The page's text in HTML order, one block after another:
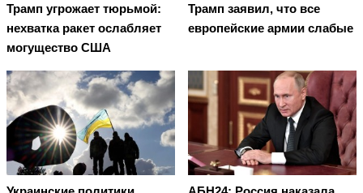
Трамп угрожает тюрьмой:
нехватка ракет ослабляет
могущество США
Трамп заявил, что все
европейские армии слабые